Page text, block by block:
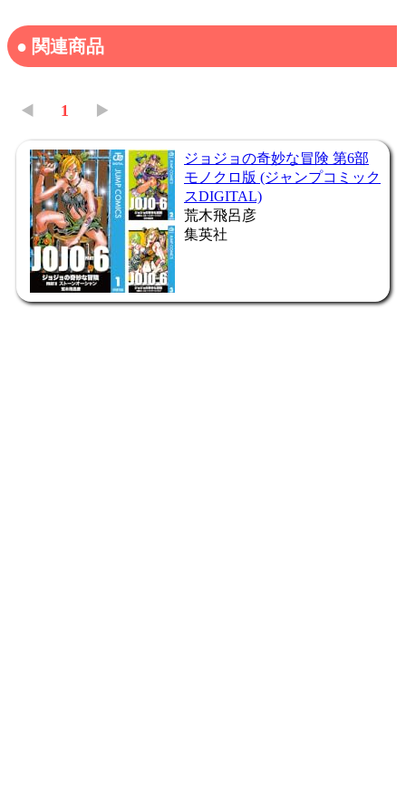
● 関連商品
◀️ 1 ▶️
ジョジョの奇妙な冒険 第6部
モノクロ版 (ジャンプコミック
スDIGITAL)
荒木飛呂彦
集英社